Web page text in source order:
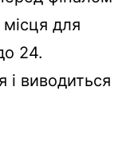
місця для
24.
і виводиться